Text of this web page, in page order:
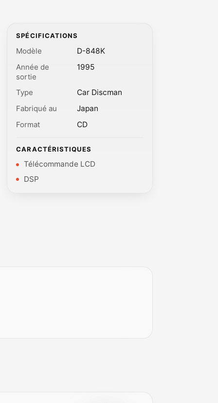
SPÉCIFICATIONS
Modèle
D-848K
Année de
sortie
1995
Type
Car Discman
Fabriqué au
Japan
Format
CD
CARACTÉRISTIQUES
Télécommande LCD
DSP